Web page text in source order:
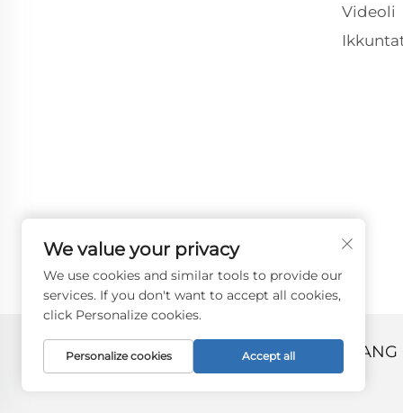
Videoli
Kopjorju © 2024 minn ZHANGJIAGANG
Politika tal-Privacità
We value your privacy
We use cookies and similar tools to provide our
services. If you don't want to accept all cookies,
click Personalize cookies.
Personalize cookies Accept all